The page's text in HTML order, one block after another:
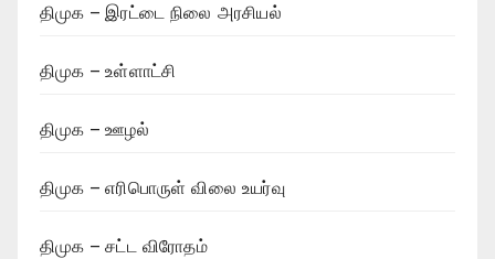
திமுக – இரட்டை நிலை அரசியல்
திமுக – உள்ளாட்சி
திமுக – ஊழல்
திமுக – எரிபொருள் விலை உயர்வு
திமுக – சட்ட விரோதம்